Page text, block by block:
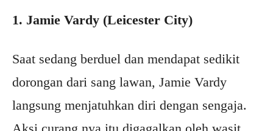
1. Jamie Vardy (Leicester City)
Saat sedang berduel dan mendapat sedikit
dorongan dari sang lawan, Jamie Vardy
langsung menjatuhkan diri dengan sengaja.